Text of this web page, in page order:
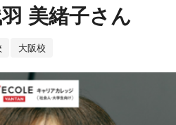
美緒子さん
大阪校